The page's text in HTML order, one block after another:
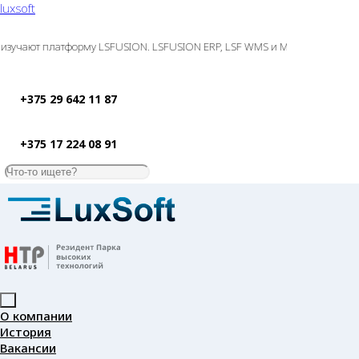
luxsoft
платформу LSFUSION. LSFUSION ERP, LSF WMS и MyCompany
+375 29 642 11 87
+375 17 224 08 91
О компании
История
Вакансии